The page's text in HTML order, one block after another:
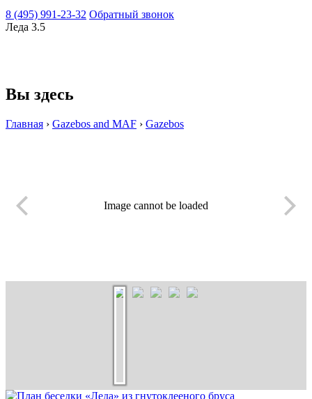
8 (495) 991-23-32 Обратный звонок
Леда 3.5
Вы здесь
Главная › Gazebos and MAF › Gazebos
Image cannot be loaded